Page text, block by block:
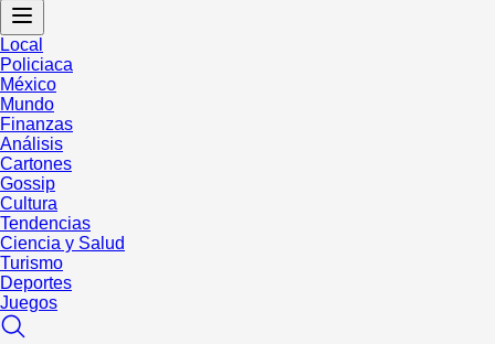
Local
Policiaca
México
Mundo
Finanzas
Análisis
Cartones
Gossip
Cultura
Tendencias
Ciencia y Salud
Turismo
Deportes
Juegos